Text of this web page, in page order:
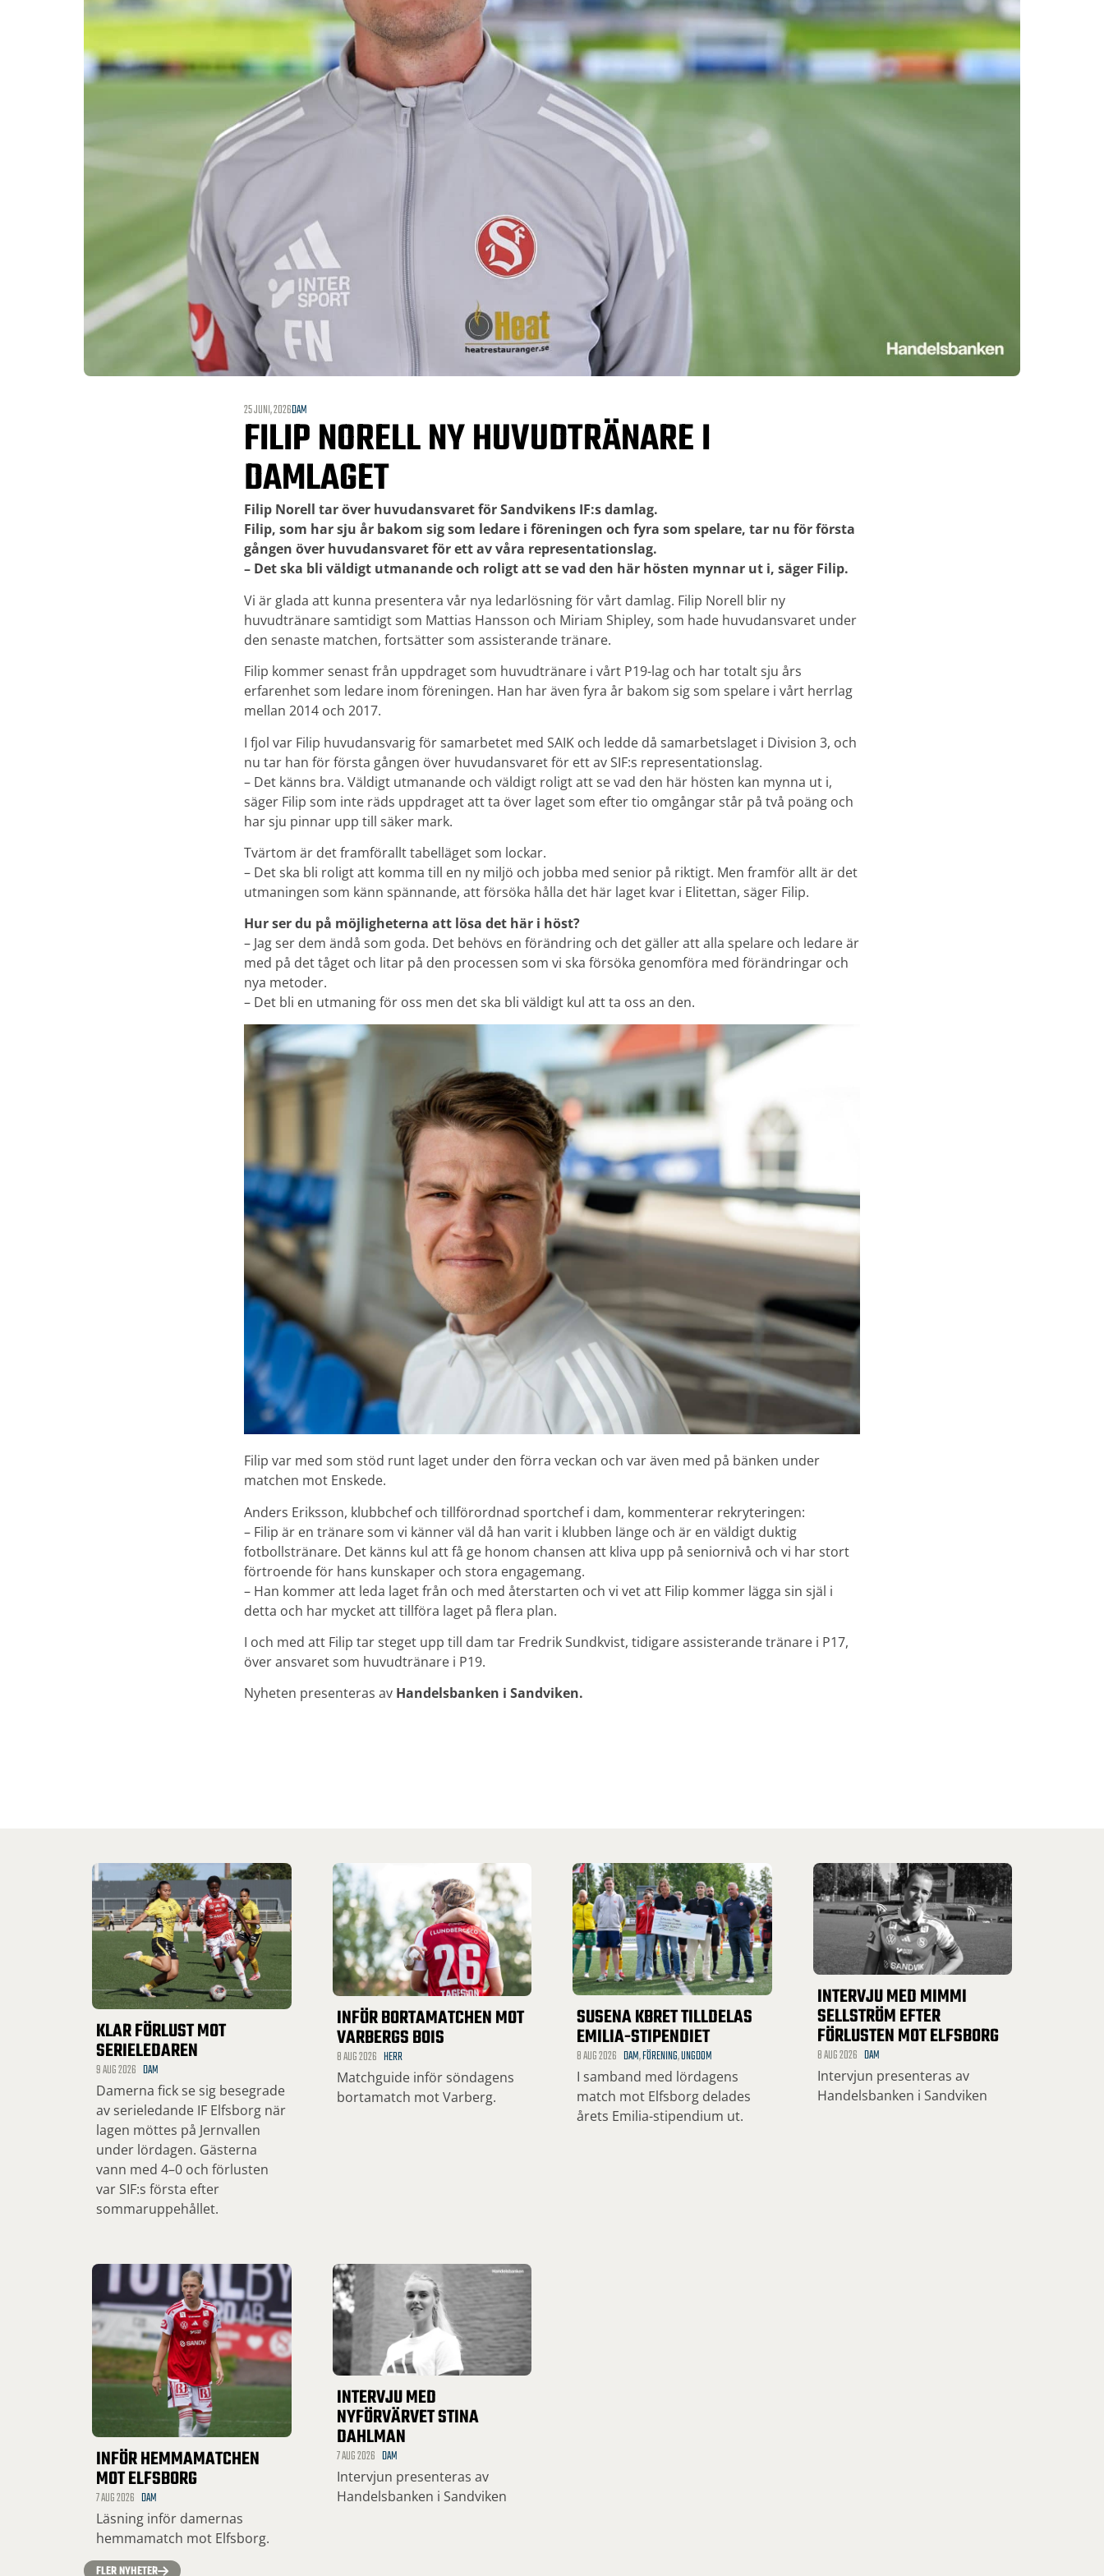
25 JUNI, 2026DAM
FILIP NORELL NY HUVUDTRÄNARE I
DAMLAGET
Filip Norell tar över huvudansvaret för Sandvikens IF:s damlag.
Filip, som har sju år bakom sig som ledare i föreningen och fyra som spelare, tar nu för första
gången över huvudansvaret för ett av våra representationslag.
– Det ska bli väldigt utmanande och roligt att se vad den här hösten mynnar ut i, säger Filip.
Vi är glada att kunna presentera vår nya ledarlösning för vårt damlag. Filip Norell blir ny
huvudtränare samtidigt som Mattias Hansson och Miriam Shipley, som hade huvudansvaret under
den senaste matchen, fortsätter som assisterande tränare.
Filip kommer senast från uppdraget som huvudtränare i vårt P19-lag och har totalt sju års
erfarenhet som ledare inom föreningen. Han har även fyra år bakom sig som spelare i vårt herrlag
mellan 2014 och 2017.
I fjol var Filip huvudansvarig för samarbetet med SAIK och ledde då samarbetslaget i Division 3, och
nu tar han för första gången över huvudansvaret för ett av SIF:s representationslag.
– Det känns bra. Väldigt utmanande och väldigt roligt att se vad den här hösten kan mynna ut i,
säger Filip som inte räds uppdraget att ta över laget som efter tio omgångar står på två poäng och
har sju pinnar upp till säker mark.
Tvärtom är det framförallt tabelläget som lockar.
– Det ska bli roligt att komma till en ny miljö och jobba med senior på riktigt. Men framför allt är det
utmaningen som känn spännande, att försöka hålla det här laget kvar i Elitettan, säger Filip.
Hur ser du på möjligheterna att lösa det här i höst?
– Jag ser dem ändå som goda. Det behövs en förändring och det gäller att alla spelare och ledare är
med på det tåget och litar på den processen som vi ska försöka genomföra med förändringar och
nya metoder.
– Det bli en utmaning för oss men det ska bli väldigt kul att ta oss an den.
Filip var med som stöd runt laget under den förra veckan och var även med på bänken under
matchen mot Enskede.
Anders Eriksson, klubbchef och tillförordnad sportchef i dam, kommenterar rekryteringen:
– Filip är en tränare som vi känner väl då han varit i klubben länge och är en väldigt duktig
fotbollstränare. Det känns kul att få ge honom chansen att kliva upp på seniornivå och vi har stort
förtroende för hans kunskaper och stora engagemang.
– Han kommer att leda laget från och med återstarten och vi vet att Filip kommer lägga sin själ i
detta och har mycket att tillföra laget på flera plan.
I och med att Filip tar steget upp till dam tar Fredrik Sundkvist, tidigare assisterande tränare i P17,
över ansvaret som huvudtränare i P19.
Nyheten presenteras av Handelsbanken i Sandviken.
KLAR FÖRLUST MOT
SERIELEDAREN
9 AUG 2026 DAM
Damerna fick se sig besegrade
av serieledande IF Elfsborg när
lagen möttes på Jernvallen
under lördagen. Gästerna
vann med 4–0 och förlusten
var SIF:s första efter
sommaruppehållet.
INFÖR BORTAMATCHEN MOT
VARBERGS BOIS
8 AUG 2026 HERR
Matchguide inför söndagens
bortamatch mot Varberg.
SUSENA KBRET TILLDELAS
EMILIA-STIPENDIET
8 AUG 2026 DAM,FÖRENING,UNGDOM
I samband med lördagens
match mot Elfsborg delades
årets Emilia-stipendium ut.
INTERVJU MED MIMMI
SELLSTRÖM EFTER
FÖRLUSTEN MOT ELFSBORG
8 AUG 2026 DAM
Intervjun presenteras av
Handelsbanken i Sandviken
INFÖR HEMMAMATCHEN
MOT ELFSBORG
7 AUG 2026 DAM
Läsning inför damernas
hemmamatch mot Elfsborg.
INTERVJU MED
NYFÖRVÄRVET STINA
DAHLMAN
7 AUG 2026 DAM
Intervjun presenteras av
Handelsbanken i Sandviken
FLER NYHETER